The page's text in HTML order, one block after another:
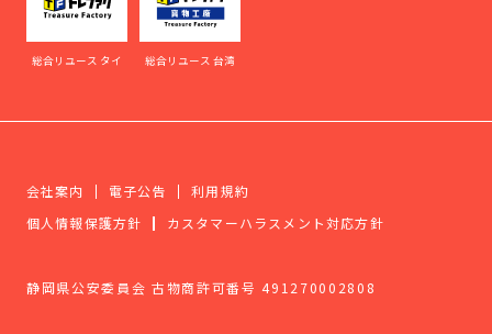
総合リユース タイ 総合リユース 台湾
会社案内 電子公告
利用規約
個人情報保護方針
カスタマーハラスメント対応方針
静岡県公安委員会 古物商許可番号 491270002808